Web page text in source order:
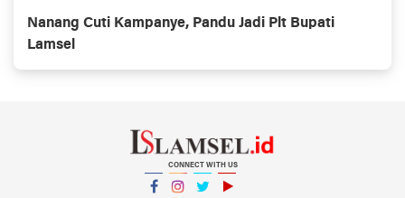
Nanang Cuti Kampanye, Pandu Jadi Plt Bupati
Lamsel
CONNECT WITH US